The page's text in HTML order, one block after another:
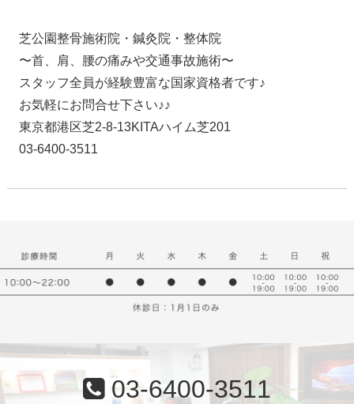
芝公園整骨施術院・鍼灸院・整体院
〜首、肩、腰の痛みや交通事故施術〜
スタッフ全員が経験豊富な国家資格者です♪
お気軽にお問合せ下さい♪♪
東京都港区芝2-8-13KITAハイム芝201
03-6400-3511
03-6400-3511